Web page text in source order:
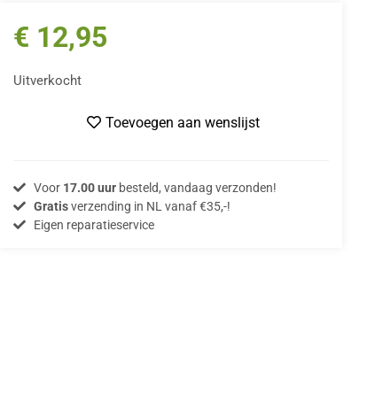
€ 12,95
Uitverkocht
Toevoegen aan wenslijst
Voor 17.00 uurbesteld, vandaag verzonden!
Gratisverzending in NL vanaf €35,-!
Eigen reparatieservice